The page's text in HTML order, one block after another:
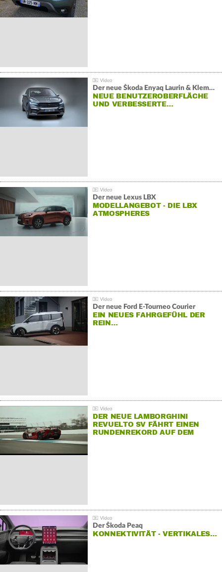
Der neue Škoda Enyaq Laurin & Klement
NEUE BENUTZEROBERFLÄCHE
UND VERBESSERTE…
Der neue Lexus LBX
MODELLANGEBOT - DIE LBX
ATMOSPHERES
Der neue Ford E-Tourneo Courier
EIN NEUES FAHRGEFÜHL DER
REIN…
DER NEUE LAMBORGHINI
REVUELTO SV FÄHRT EINEN
RUNDENREKORD AUF DEM
Der Škoda Peaq
KONNEKTIVITÄT - VERTIKALES…